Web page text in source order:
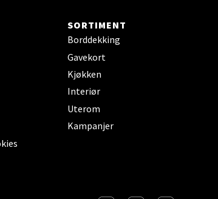
SORTIMENT
Borddekking
Gavekort
Kjøkken
Interiør
Uterom
Kampanjer
vei 38, 0594 Oslo
Jæren - M44
2, 4340 Bryne
10-20